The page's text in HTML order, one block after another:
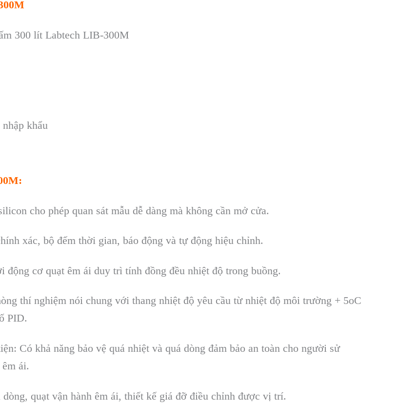
300 lít Labtech LIB-300M
nhập khẩu
:
cho phép quan sát mẫu dễ dàng mà không cần mở cửa.
ính xác, bộ đếm thời gian, báo động và tự động hiệu chỉnh.
động cơ quạt êm ái duy trì tính đồng đều nhiệt độ trong buồng.
òng thí nghiệm nói chung với thang nhiệt độ yêu cầu từ nhiệt độ môi trường + 5oC
PID.
Có khả năng bảo vệ quá nhiệt và quá dòng đảm bảo an toàn cho người sử
êm ái.
dòng, quạt vận hành êm ái, thiết kế giá đỡ điều chỉnh được vị trí.